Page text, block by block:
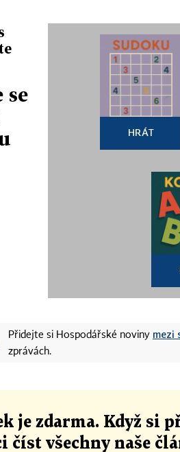
se
HRÁT
Přidejte si Hospodářské noviny mezi
zprávách.
je zdarma. Když si
číst všechny naše